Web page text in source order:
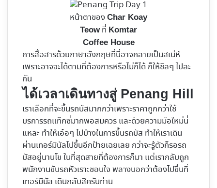
หน้าตาของ Char Koay
Teowที่ Komtar
Coffee House
การสื่อสารด้วยภาษาอังกฤษที่นี่อาจกลายเป็นสเน่ห์
เพราะอาจจะได้ตามที่ต้องการหรือไม่ก็ได้ ก็ให้ชิลๆ ไปละ
กัน
ได้เวลาเดินทางสู่ Penang Hill
เราเลือกที่จะขึ้นรถบัสมากกว่าเพราะราคาถูกกว่าใช้
บริการรถแท็กซี่มากพอสมควร และด้วยความมือใหม่นี่
แหละ ทำให้เอ๋อๆ ไปบ้างในการขึ้นรถบัส ทำให้เราเดิน
ผ่านเทอร์มินัลไปขึ้นอีกป้ายเฉยเลย กว่าจะรู้ตัวก็รอรถ
บัสอยู่นานโข ในที่สุดสายที่ต้องการก็มา แต่เรากลับถูก
พนักงานขับรถหัวเราะชอบใจ พลางบอกว่าต้องไปขึ้นที่
เทอร์มินัล เดินกลับสิครับท่าน